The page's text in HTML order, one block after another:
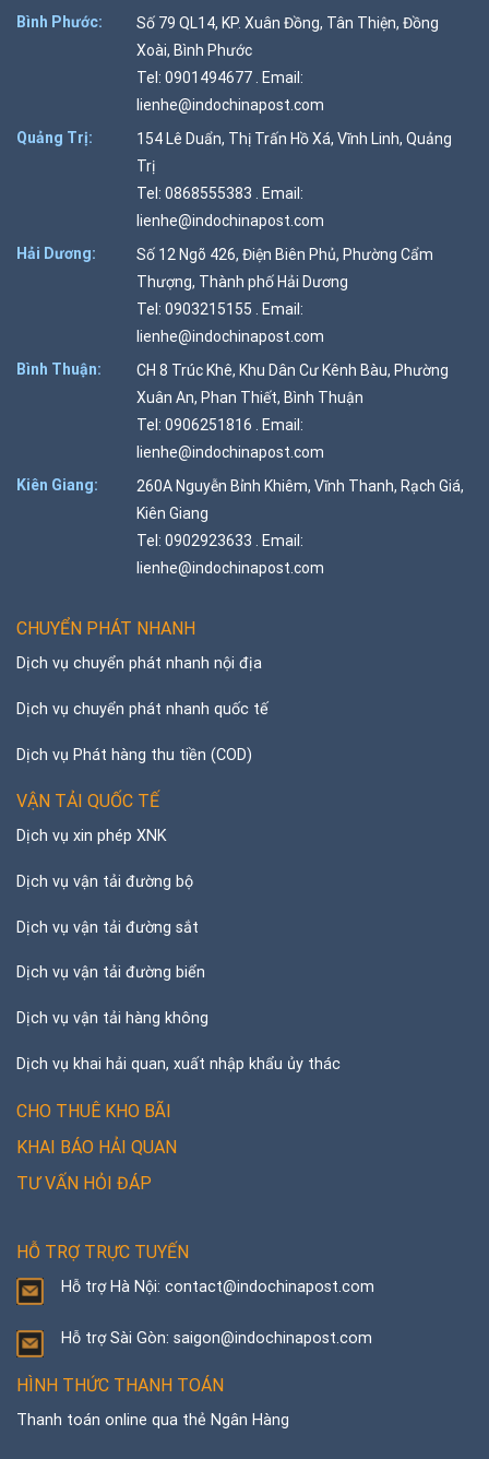
Bình Phước:
Số 79 QL14, KP. Xuân Đồng, Tân Thiện, Đồng
Xoài, Bình Phước
Tel: 0901494677 . Email:
lienhe@indochinapost.com
Quảng Trị:
154 Lê Duẩn, Thị Trấn Hồ Xá, Vĩnh Linh, Quảng
Trị
Tel: 0868555383 . Email:
lienhe@indochinapost.com
Hải Dương:
Số 12 Ngõ 426, Điện Biên Phủ, Phường Cẩm
Thượng, Thành phố Hải Dương
Tel: 0903215155 . Email:
lienhe@indochinapost.com
Bình Thuận:
CH 8 Trúc Khê, Khu Dân Cư Kênh Bàu, Phường
Xuân An, Phan Thiết, Bình Thuận
Tel: 0906251816 . Email:
lienhe@indochinapost.com
Kiên Giang:
260A Nguyễn Bỉnh Khiêm, Vĩnh Thanh, Rạch Giá,
Kiên Giang
Tel: 0902923633 . Email:
lienhe@indochinapost.com
CHUYỂN PHÁT NHANH
Dịch vụ chuyển phát nhanh nội địa
Dịch vụ chuyển phát nhanh quốc tế
Dịch vụ Phát hàng thu tiền (COD)
VẬN TẢI QUỐC TẾ
Dịch vụ xin phép XNK
Dịch vụ vận tải đường bộ
Dịch vụ vận tải đường sắt
Dịch vụ vận tải đường biển
Dịch vụ vận tải hàng không
Dịch vụ khai hải quan, xuất nhập khẩu ủy thác
CHO THUÊ KHO BÃI
KHAI BÁO HẢI QUAN
TƯ VẤN HỎI ĐÁP
HỖ TRỢ TRỰC TUYẾN
Hỗ trợ Hà Nội: contact@indochinapost.com
Hỗ trợ Sài Gòn: saigon@indochinapost.com
HÌNH THỨC THANH TOÁN
Thanh toán online qua thẻ Ngân Hàng